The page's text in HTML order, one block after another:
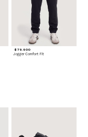
$ 79.900
Jogger Comfort Fit